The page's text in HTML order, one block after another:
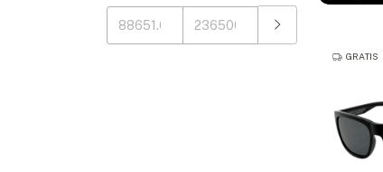
GRATIS